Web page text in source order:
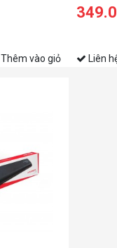
Thêm vào giỏ Liên